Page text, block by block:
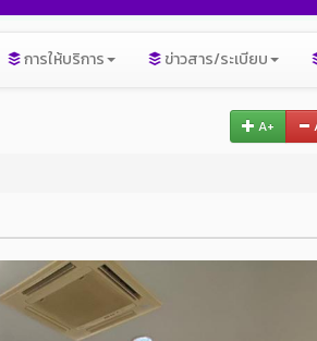
การให้บริการ ข่าวสาร/ระเบียบ
A+